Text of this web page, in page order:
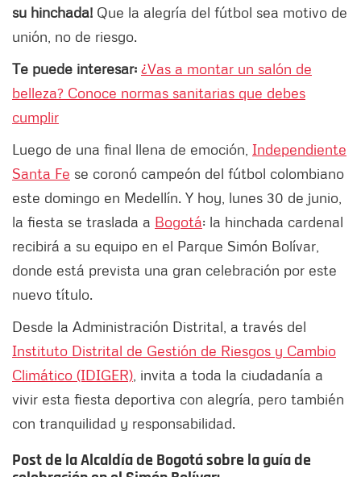
su hinchada! Que la alegría del fútbol sea motivo de
unión, no de riesgo.
Te puede interesar: ¿Vas a montar un salón de
belleza? Conoce normas sanitarias que debes
cumplir
Luego de una final llena de emoción, Independiente
Santa Fe se coronó campeón del fútbol colombiano
este domingo en Medellín. Y hoy, lunes 30 de junio,
la fiesta se traslada a Bogotá: la hinchada cardenal
recibirá a su equipo en el Parque Simón Bolívar,
donde está prevista una gran celebración por este
nuevo título.
Desde la Administración Distrital, a través del
Instituto Distrital de Gestión de Riesgos y Cambio
Climático (IDIGER) , invita a toda la ciudadanía a
vivir esta fiesta deportiva con alegría, pero también
con tranquilidad y responsabilidad.
Post de la Alcaldía de Bogotá sobre la guía de